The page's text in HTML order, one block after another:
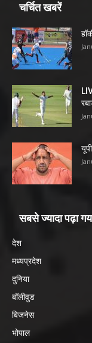
चर्चित खबरें
सबसे ज्यादा पढ़ा
देश
मध्यप्रदेश
दुनिया
बॉलीवुड
बिजनेस
भोपाल